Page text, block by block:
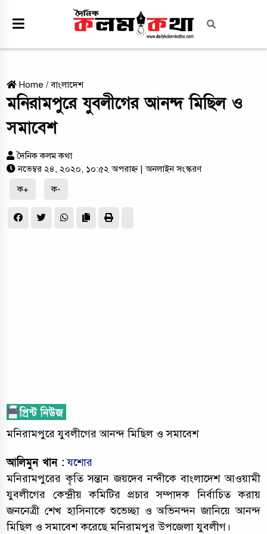
Home /বাংলাদেশ
মনিরামপুরে যুবলীগের আনন্দ মিছিল ও
সমাবেশ
দৈনিক কলম কথা
নভেম্বর ২৪, ২০২০, ১০:৫২ অপরাহ্ন
| অনলাইন সংস্করণ
ক+
ক-
মনিরামপুরে যুবলীগের আনন্দ মিছিল ও সমাবেশ
আলিমুন খান :যশোর
মনিরামপুরের কৃতি সন্তান জয়দেব নন্দীকে বাংলাদেশ আওয়ামী
যুবলীগের কেন্দ্রীয় কমিটির প্রচার সম্পাদক নির্বাচিত করায়
জননেত্রী শেখ হাসিনাকে শুভেচ্ছা ও অভিনন্দন জানিয়ে আনন্দ
মিছিল ও সমাবেশ করেছে মনিরামপুর উপজেলা যুবলীগ।